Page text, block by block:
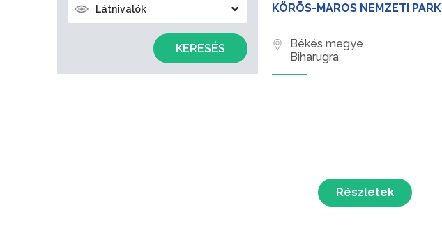
Látnivalók
KERESÉS
KÖRÖS-MAROS NEMZETI PARK
Békés megye
Biharugra
Részletek